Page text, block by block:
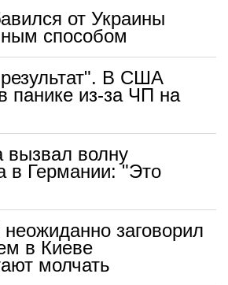
от Украины
способом
В США
панике из-за ЧП на
вызвал волну
в Германии: "Это
заговорил
в Киеве
молчать